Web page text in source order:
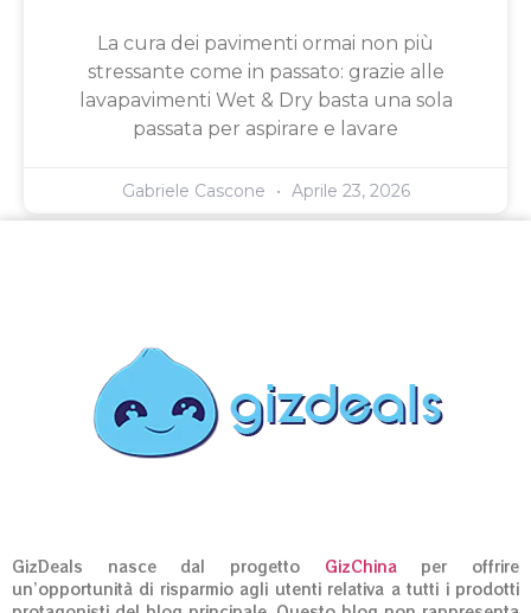
La cura dei pavimenti ormai non più
stressante come in passato: grazie alle
lavapavimenti Wet & Dry basta una sola
passata per aspirare e lavare
Gabriele Cascone Aprile 23, 2026
GizDeals nasce dal progetto GizChinaper offrire
un’opportunità di risparmio agli utenti relativa a tutti i prodotti